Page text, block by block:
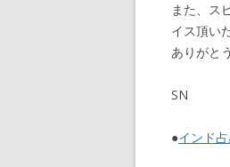
また、ス
イス頂い
ありがと
SN
●インド